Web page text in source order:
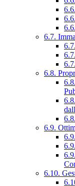
6.7.
6.8.
6.9.
6.10.